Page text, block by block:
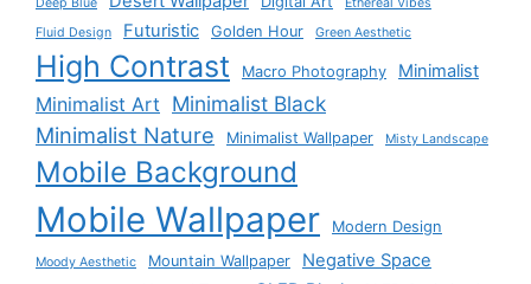
Fluid Design
Futuristic Golden Hour Green Aesthetic
High Contrast Macro Photography Minimalist
Minimalist Art Minimalist Black
Minimalist Nature Minimalist Wallpaper Misty Landscape
Mobile Background
Mobile Wallpaper Modern Design
Moody Aesthetic Mountain Wallpaper Negative Space